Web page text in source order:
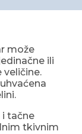
može
ili
i tačne
tkivnim